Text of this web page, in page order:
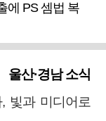
에 PS 셈법 복
울산·경남 소식
빛과 미디어로